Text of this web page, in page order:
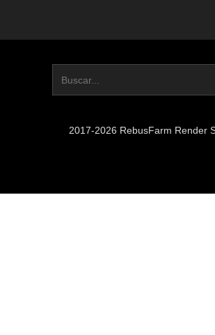
2017-2026 RebusFarm Render